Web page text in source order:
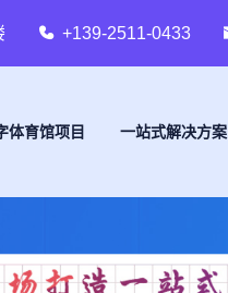
+139-2511-0433
体育馆项目 一站式解决方案